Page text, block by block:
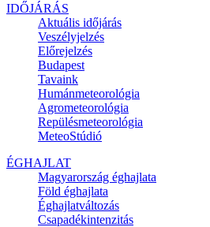
IDŐJÁRÁS
Aktuális időjárás
Veszélyjelzés
Előrejelzés
Budapest
Tavaink
Humánmeteorológia
Agrometeorológia
Repülésmeteorológia
MeteoStúdió
ÉGHAJLAT
Magyarország éghajlata
Föld éghajlata
Éghajlatváltozás
Csapadékintenzitás